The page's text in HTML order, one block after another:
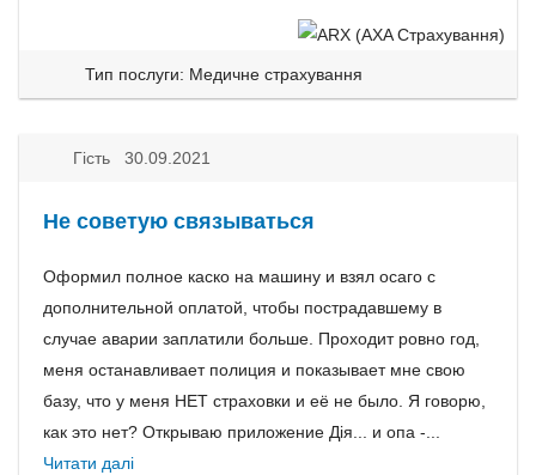
Тип послуги: Медичне страхування
Гість 30.09.2021
Не советую связываться
Оформил полное каско на машину и взял осаго с
дополнительной оплатой, чтобы пострадавшему в
случае аварии заплатили больше. Проходит ровно год,
меня останавливает полиция и показывает мне свою
базу, что у меня НЕТ страховки и её не было. Я говорю,
как это нет? Открываю приложение Дiя... и опа -...
Читати далі